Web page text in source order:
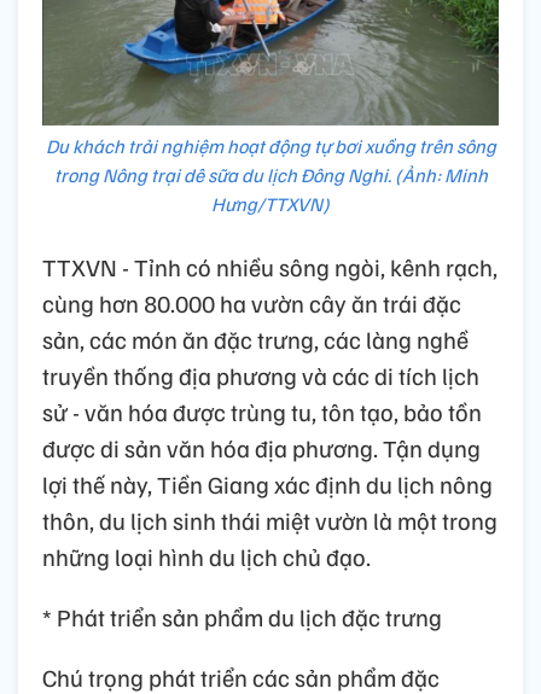
Du khách trải nghiệm hoạt động tự bơi xuồng trên sông
trong Nông trại dê sữa du lịch Đông Nghi. (Ảnh: Minh
Hưng/TTXVN)
TTXVN - Tỉnh có nhiều sông ngòi, kênh rạch,
cùng hơn 80.000 ha vườn cây ăn trái đặc
sản, các món ăn đặc trưng, các làng nghề
truyền thống địa phương và các di tích lịch
sử - văn hóa được trùng tu, tôn tạo, bảo tồn
được di sản văn hóa địa phương. Tận dụng
lợi thế này, Tiền Giang xác định du lịch nông
thôn, du lịch sinh thái miệt vườn là một trong
những loại hình du lịch chủ đạo.
* Phát triển sản phẩm du lịch đặc trưng
Chú trọng phát triển các sản phẩm đặc